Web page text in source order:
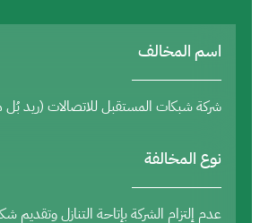
اسم المخالف
شركة شبكات المستقبل للاتصالات (ريد بُل
نوع المخالفة
عدم إلتزام الشركة بإتاحة التنازل